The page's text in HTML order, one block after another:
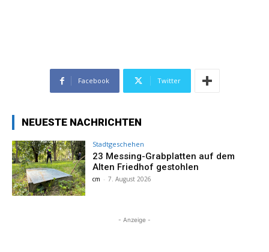
Facebook Twitter
NEUESTE NACHRICHTEN
Stadtgeschehen
23 Messing-Grabplatten auf dem
Alten Friedhof gestohlen
cm - 7. August 2026
- Anzeige -